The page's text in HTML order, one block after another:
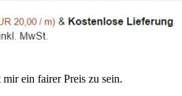
ein fairer Preis zu sein.